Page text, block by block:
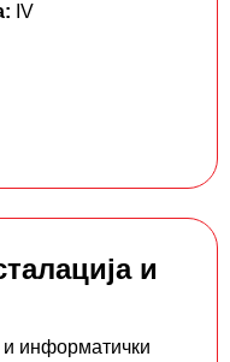
IV
и
и информатички